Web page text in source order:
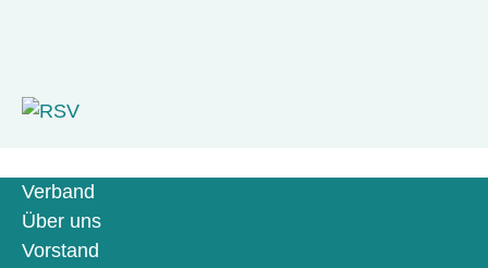
Verband
Über uns
Vorstand